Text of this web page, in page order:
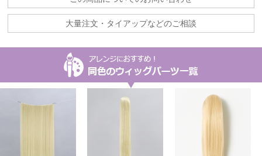
大量注文・タイアップなどのご相談